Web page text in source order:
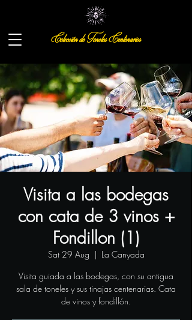
Colección de Toneles Centenarios
Visita a las bodegas
con cata de 3 vinos +
Fondillon (1)
Sat 29 Aug
  |
La Canyada
Visita guiada a las bodegas, con su antigua
sala de toneles y sus tinajas centenarias. Cata
de vinos y fondillón.